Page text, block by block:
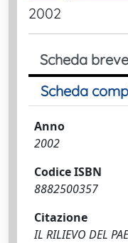
2002
Scheda breve
Scheda
Anno
2002
Codice ISBN
8882500357
Citazione
IL RILIEVO DEL